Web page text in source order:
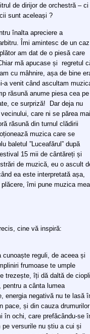
de dirijor de orchestră – ci
sunt aceleași ?
înalta apreciere a
Îmi amintesc de un caz
am dat de o piesă care
mă apucase și regretul
cu mâhnire, așa de bine
a venit când ascultam
răsună anume piesa cea pe
ce surpriză! Dar deja nu
care ni se părea mai
răsună din turnul clădirii
muzica care se
baletul ”Luceafărul” după
15 mii de cântăreți și
de muzică, eu o ascult
ea este interpretată așa,
îmi pune muzica mea,
cine vă inspiră:
reguli, de aceea și
frumoase te umple
trezește, îți dă daltă de
a cânta lumea
energia negativă nu te lasă
pace, și din cauza drumurilor
în ochi, care prefăcându-se
versurile nu știu a cui și